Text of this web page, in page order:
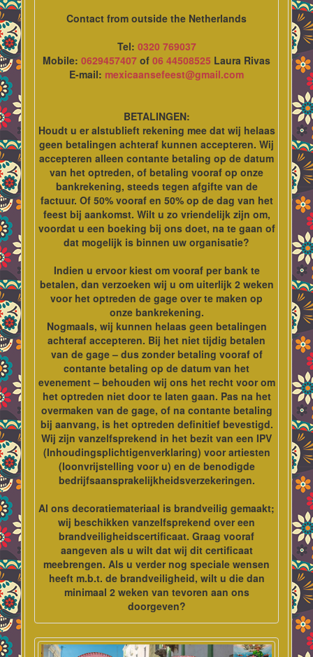
Contact from outside the Netherlands
Tel: 0320 769037
Mobile: 0629457407 of 06 44508525 Laura Rivas
E-mail: mexicaansefeest@gmail.com
BETALINGEN:
Houdt u er alstublieft rekening mee dat wij helaas
geen betalingen achteraf kunnen accepteren. Wij
accepteren alleen contante betaling op de datum
van het optreden, of betaling vooraf op onze
bankrekening, steeds tegen afgifte van de
factuur. Of 50% vooraf en 50% op de dag van het
feest bij aankomst. Wilt u zo vriendelijk zijn om,
voordat u een boeking bij ons doet, na te gaan of
dat mogelijk is binnen uw organisatie?
Indien u ervoor kiest om vooraf per bank te
betalen, dan verzoeken wij u om uiterlijk 2 weken
voor het optreden de gage over te maken op
onze bankrekening.
Nogmaals, wij kunnen helaas geen betalingen
achteraf accepteren. Bij het niet tijdig betalen
van de gage – dus zonder betaling vooraf of
contante betaling op de datum van het
evenement – behouden wij ons het recht voor om
het optreden niet door te laten gaan. Pas na het
overmaken van de gage, of na contante betaling
bij aanvang, is het optreden definitief bevestigd.
Wij zijn vanzelfsprekend in het bezit van een IPV
(Inhoudingsplichtigenverklaring) voor artiesten
(loonvrijstelling voor u) en de benodigde
bedrijfsaansprakelijkheidsverzekeringen.
Al ons decoratiemateriaal is brandveilig gemaakt;
wij beschikken vanzelfsprekend over een
brandveiligheidscertificaat. Graag vooraf
aangeven als u wilt dat wij dit certificaat
meebrengen. Als u verder nog speciale wensen
heeft m.b.t. de brandveiligheid, wilt u die dan
minimaal 2 weken van tevoren aan ons
doorgeven?